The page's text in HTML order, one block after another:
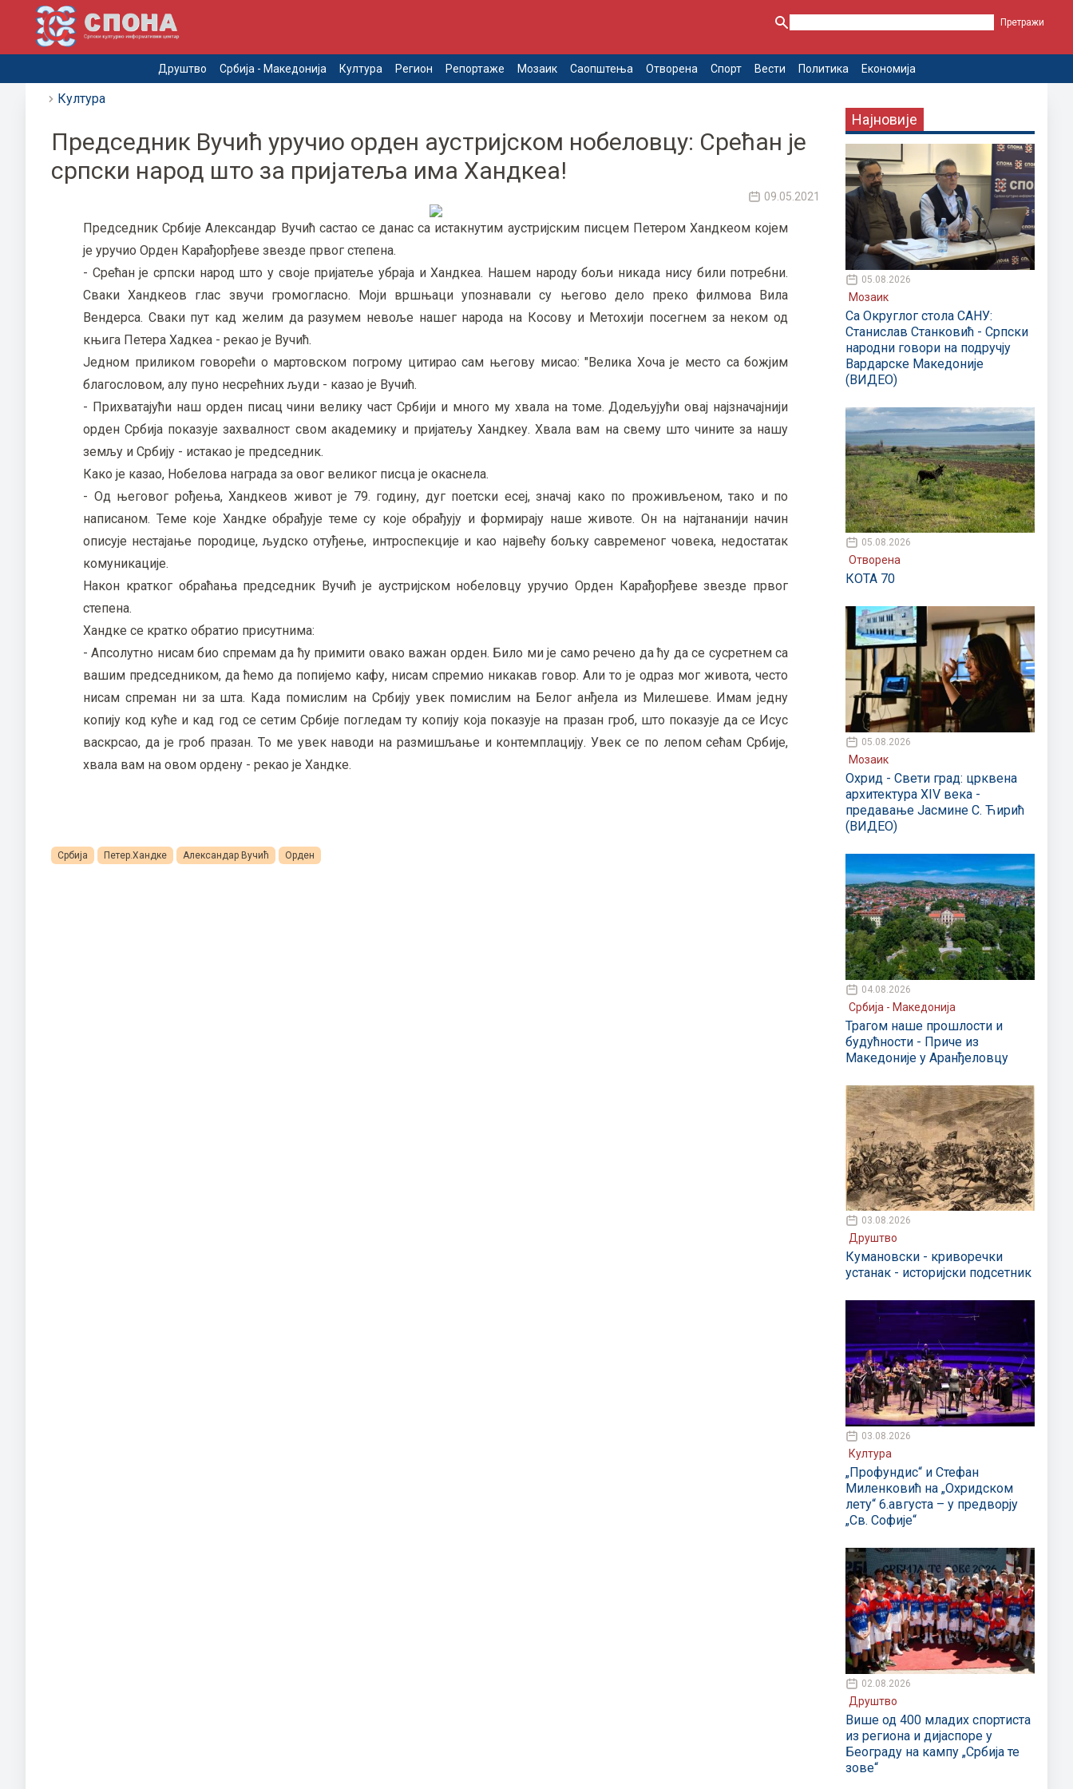
Друштво Србија - Македонија Култура Регион Репортаже Мозаик Саопштења Отворена Спорт Вести Политика Економија
Култура
Председник Вучић уручио орден аустријском нобеловцу: Срећан је
српски народ што за пријатеља има Хандкеа!
09.05.2021
Председник Србије Александар Вучић састао се данас са истакнутим аустријским писцем Петером Хандкеом којем
је уручио Орден Карађорђеве звезде првог степена.
- Срећан је српски народ што у своје пријатеље убраја и Хандкеа. Нашем народу бољи никада нису били потребни.
Сваки Хандкеов глас звучи громогласно. Моји вршњаци упознавали су његово дело преко филмова Вила
Вендерса. Сваки пут кад желим да разумем невоље нашег народа на Косову и Метохији посегнем за неком од
књига Петера Хадкеа - рекао је Вучић.
Једном приликом говорећи о мартовском погрому цитирао сам његову мисао: "Велика Хоча је место са божјим
благословом, алу пуно несрећних људи - казао је Вучић.
- Прихватајући наш орден писац чини велику част Србији и много му хвала на томе. Додељујући овај најзначајнији
орден Србија показује захвалност свом академику и пријатељу Хандкеу. Хвала вам на свему што чините за нашу
земљу и Србију - истакао је председник.
Како је казао, Нобелова награда за овог великог писца је окаснела.
- Од његовог рођења, Хандкеов живот је 79. годину, дуг поетски есеј, значај како по проживљеном, тако и по
написаном. Теме које Хандке обрађује теме су које обрађују и формирају наше животе. Он на најтананији начин
описује нестајање породице, људско отуђење, интроспекције и као највећу бољку савременог човека, недостатак
комуникације.
Након кратког обраћања председник Вучић је аустријском нобеловцу уручио Орден Карађорђеве звезде првог
степена.
Хандке се кратко обратио присутнима:
- Апсолутно нисам био спремам да ћу примити овако важан орден. Било ми је само речено да ћу да се сусретнем са
вашим председником, да ћемо да попијемо кафу, нисам спремио никакав говор. Али то је одраз мог живота, често
нисам спреман ни за шта. Када помислим на Србију увек помислим на Белог анђела из Милешеве. Имам једну
копију код куће и кад год се сетим Србије погледам ту копију која показује на празан гроб, што показује да се Исус
васкрсао, да је гроб празан. То ме увек наводи на размишљање и контемплацију. Увек се по лепом сећам Србије,
хвала вам на овом ордену - рекао је Хандке.
Србија Петер.Хандке Александар Вучић Орден
Најновије
05.08.2026
Мозаик
Са Округлог стола САНУ:
Станислав Станковић - Српски
народни говори на подручју
Вардарске Македоније
(ВИДЕО)
05.08.2026
Отворена
КОТА 70
05.08.2026
Мозаик
Охрид - Свети град: црквена
архитектура XIV века -
предавање Јасмине С. Ћирић
(ВИДЕО)
04.08.2026
Србија - Македонија
Трагом наше прошлости и
будућности - Приче из
Македоније у Аранђеловцу
03.08.2026
Друштво
Кумановски - криворечки
устанак - историјски подсетник
03.08.2026
Култура
„Профундис“ и Стефан
Миленковић на „Охридском
лету“ 6.августа – у предворју
„Св. Софије“
02.08.2026
Друштво
Више од 400 младих спортиста
из региона и дијаспоре у
Београду на кампу „Србија те
зове“